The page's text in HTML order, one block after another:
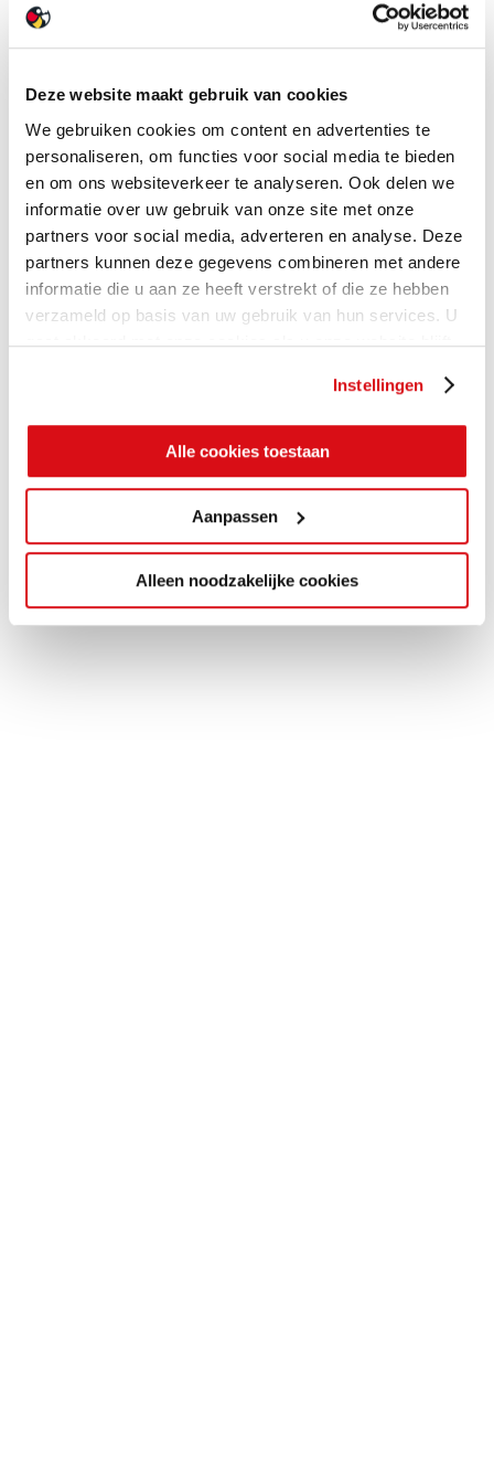
Deze website maakt gebruik van cookies
We gebruiken cookies om content en advertenties te
personaliseren, om functies voor social media te bieden
en om ons websiteverkeer te analyseren. Ook delen we
informatie over uw gebruik van onze site met onze
partners voor social media, adverteren en analyse. Deze
partners kunnen deze gegevens combineren met andere
informatie die u aan ze heeft verstrekt of die ze hebben
verzameld op basis van uw gebruik van hun services. U
gaat akkoord met onze cookies als u onze website blijft
Instellingen
Alle cookies toestaan
Aanpassen
Alleen noodzakelijke cookies